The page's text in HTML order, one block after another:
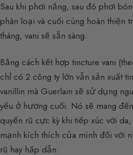
Sau khi phơi nắng, sau đó phơi
phân loại và cuối cùng hoàn thiện
tháng, vani sẽ sẵn sàng.
Bằng cách kết hợp tincture vani
chỉ có 2 công ty lớn vẫn sản xuất
vanillin mà Guerlain sẽ sử dụng
yếu ở hương cuối. Nó sẽ mang
quyến rũ cực kỳ khi tiếp xúc với
mạnh kích thích của mình đối với
rũ hay hấp dẫn.